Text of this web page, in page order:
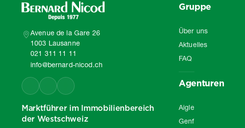
Avenue de la Gare 26
1003 Lausanne
021 311 11 11
info@bernard-nicod.ch
Marktführer im Immobilienbereich
der Westschweiz
Gruppe
Über uns
Aktuelles
FAQ
Agenturen
Aigle
Genf